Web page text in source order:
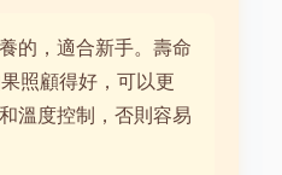
的，適合新手。壽命
照顧得好，可以更
溫度控制，否則容易